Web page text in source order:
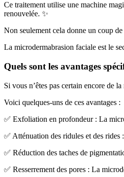
Ce traitement utilise une machine
renouvelée. ✨
Non seulement cela donne un coup
La microdermabrasion faciale est le
Quels sont les avantages
Si vous n’êtes pas certain encore de
Voici quelques-uns de ces avantages :
✅ Exfoliation en profondeur : La
✅ Atténuation des ridules et des rides
✅ Réduction des taches de
✅ Resserrement des pores : La